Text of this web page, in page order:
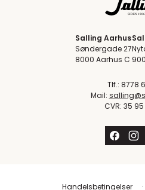
Salling Aarhus
Søndergade 27
8000 Aarhus C
Tlf.: 8778
Mail:
CVR: 35 95
Handelsbetingelser